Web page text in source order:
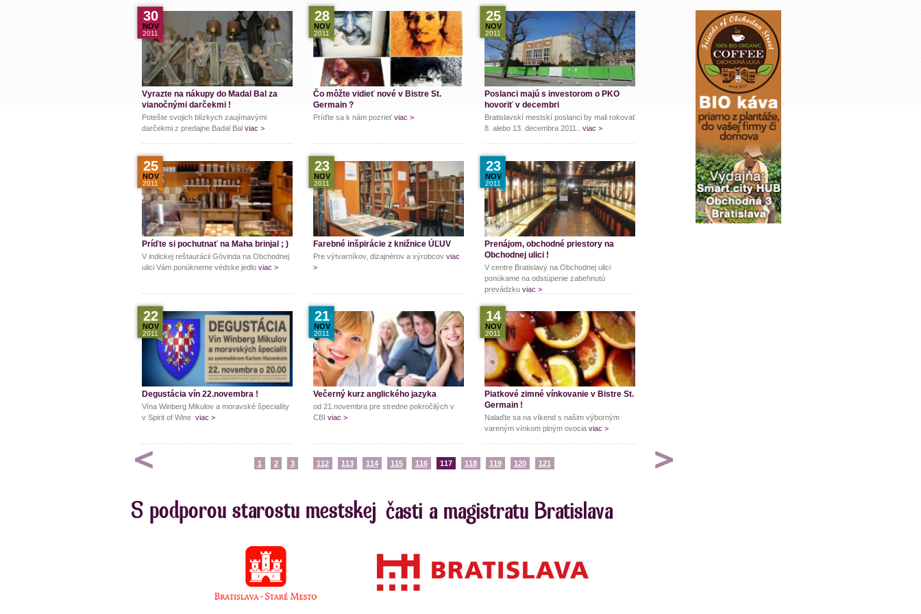
30
NOV
2011
Vyrazte na nákupy do Madal Bal za
vianočnými darčekmi !
Potešte svojich blízkych zaujímavými
darčekmi z predajne Badal Bal viac >
28
NOV
2011
Čo môžte vidieť nové v Bistre St.
Germain ?
Príďte sa k nám pozrieťviac >
25
NOV
2011
Poslanci majú s investorom o PKO
hovoriť v decembri
Bratislavskí mestskí poslanci by mali rokovať
8. alebo 13. decembra 2011..
viac >
25
NOV
2011
Príďte si pochutnať na Maha brinjal ; )
V indickej reštaurácii Góvinda na Obchodnej
ulici Vám ponúkneme védske jedlo viac >
23
NOV
2011
Farebné inšpirácie z knižnice ÚĽUV
Pre výtvarníkov, dizajnérov a výrobcov viac
>
23
NOV
2011
Prenájom, obchodné priestory na
Obchodnej ulici !
V centre Bratislavy na Obchodnej ulici
ponúkame na odstúpenie zabehnutú
prevádzku viac >
22
NOV
2011
Degustácia vín 22.novembra !
Vína Winberg Mikulov a moravské špecialíty
v Spirit of Wine viac >
21
NOV
2011
Večerný kurz anglického jazyka
od 21.novembra pre stredne pokročilých v
CBI viac >
14
NOV
2011
Piatkové zimné vínkovanie v Bistre St.
Germain !
Nalaďte sa na víkend s našim výborným
vareným vínkom plným ovocia viac >
1 2 3 112 113 114 115 116 117 118 119 120 121